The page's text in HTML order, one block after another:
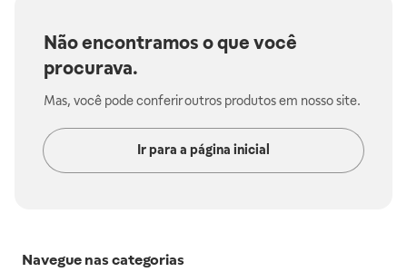
Não encontramos o que você
procurava.
Mas, você pode conferir outros produtos em nosso site.
Ir para a página inicial
Navegue nas categorias